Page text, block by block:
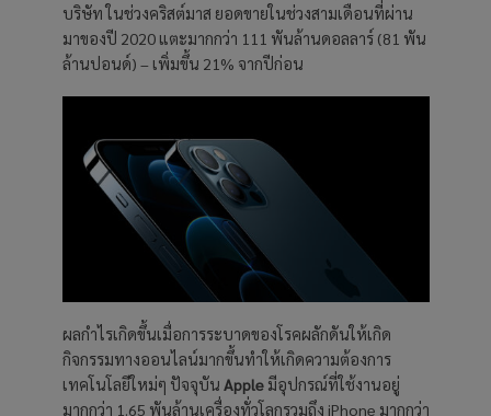
บริษัท ในช่วงคริสต์มาส ยอดขายในช่วงสามเดือนที่ผ่าน
มาของปี 2020 แตะมากกว่า 111 พันล้านดอลลาร์ (81 พัน
ล้านปอนด์) – เพิ่มขึ้น 21% จากปีก่อน
ผลกำไรเกิดขึ้นเมื่อการระบาดของโรคผลักดันให้เกิด
กิจกรรมทางออนไลน์มากขึ้นทำให้เกิดความต้องการ
เทคโนโลยีใหม่ๆ ปัจจุบัน Apple มีอุปกรณ์ที่ใช้งานอยู่
มากกว่า 1.65 พันล้านเครื่องทั่วโลกรวมถึง iPhone มากกว่า